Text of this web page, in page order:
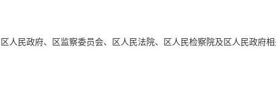
区人民政府、区监察委员会、区人民法院、区人民检察院及区人民政府